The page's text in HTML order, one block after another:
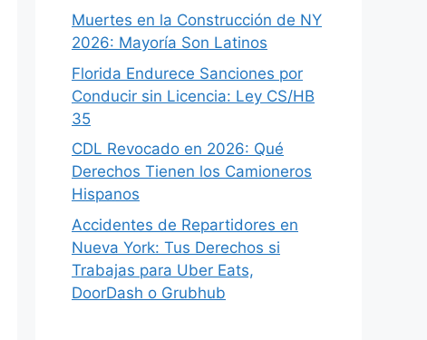
Muertes en la Construcción de NY
2026: Mayoría Son Latinos
Florida Endurece Sanciones por
Conducir sin Licencia: Ley CS/HB
35
CDL Revocado en 2026: Qué
Derechos Tienen los Camioneros
Hispanos
Accidentes de Repartidores en
Nueva York: Tus Derechos si
Trabajas para Uber Eats,
DoorDash o Grubhub